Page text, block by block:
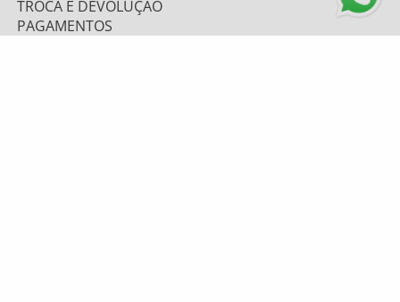
TROCA E DEVOLUÇÃO
PAGAMENTOS